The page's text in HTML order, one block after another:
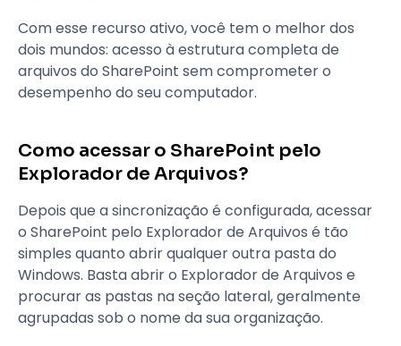
Com esse recurso ativo, você tem o melhor dos
dois mundos: acesso à estrutura completa de
arquivos do SharePoint sem comprometer o
desempenho do seu computador.
Como acessar o SharePoint pelo
Explorador de Arquivos?
Depois que a sincronização é configurada, acessar
o SharePoint pelo Explorador de Arquivos é tão
simples quanto abrir qualquer outra pasta do
Windows. Basta abrir o Explorador de Arquivos e
procurar as pastas na seção lateral, geralmente
agrupadas sob o nome da sua organização.